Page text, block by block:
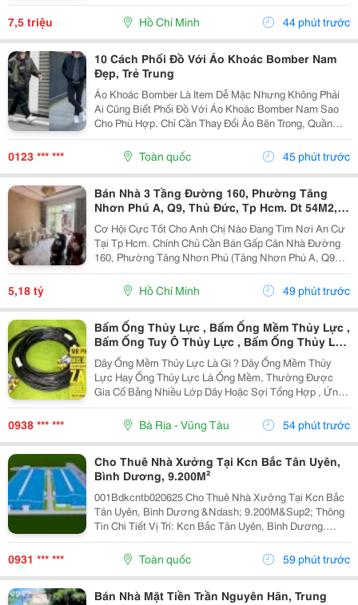
Sang Trung Tâm. * Diện Tích 57M&Sup2; ( Ngang 4M,...
7,5 triệu Hồ Chí Minh 44 phút trước
10 Cách Phối Đồ Với Áo Khoác Bomber Nam
Đẹp, Trẻ Trung
Áo Khoác Bomber Là Item Dễ Mặc Nhưng Không Phải
Ai Cũng Biết Phối Đồ Với Áo Khoác Bomber Nam Sao
Cho Phù Hợp. Chỉ Cần Thay Đổi Áo Bên Trong, Quần
Hoặc Giày, Bạn Đã Có Thể Tạo Nên Nhiều Outfit Khác
Nhau Để Đi Làm, Dạo Phố Hay Gặp Gỡ Bạn Bè. Trong...
0123 *** *** Toàn quốc 45 phút trước
Bán Nhà 3 Tầng Đường 160, Phường Tăng
Nhơn Phú A, Q9, Thủ Đức, Tp Hcm. Dt 54M2,
Sổ Hồng Riêng. Giá 5,18 Tỷ
Cơ Hội Cực Tốt Cho Anh Chị Nào Đang Tìm Nơi An Cư
Tại Tp Hcm. Chính Chủ Cần Bán Gấp Căn Nhà Đường
160, Phường Tăng Nhơn Phú (Tăng Nhơn Phú A, Q9
Cũ). Vị Trí Nhà Nằm Trong Khu Dân Cư Ổn Định, Giao
Thông Thuận Tiện Chỉ Vài Bước Là Ra Lã Xuân Oai,
5,18 tỷ Hồ Chí Minh 49 phút trước
Bấm Ống Thủy Lực , Bấm Ống Mềm Thủy Lực ,
Bấm Ống Tuy Ô Thủy Lực , Bấm Ống Thủy Lực
Bọc Lưới , Bấm Ống Thủy Lực Koman , Bấm
Ống Thủy Lực Italy , Bấm Ống Thủy Lực 1Sn ,
Bấm Ống Thủy Lực 2Sn , Bấm Ống Thủy Lực
4Sn
Dây Ống Mềm Thủy Lực Là Gì ? Dây Ống Mềm Thủy
Lực Hay Ống Thủy Lực Là Ống Mềm, Thường Được
Gia Cố Bằng Nhiều Lớp Dây Hoặc Sợi Tổng Hợp , Ứng
Dụng Để Vận Chuyển Chất Lỏng Thủy Lực Trong Hệ
Thống Thủy Lực. Những Ống Này Rất Cần Thiết Để
Truyền Lực...
0938 *** *** Bà Rịa - Vũng Tàu 54 phút trước
Cho Thuê Nhà Xưởng Tại Kcn Bắc Tân Uyên,
Bình Dương, 9.200M²
001Bdkcntb020625 Cho Thuê Nhà Xưởng Tại Kcn Bắc
Tân Uyên, Bình Dương &Ndash; 9.200M&Sup2; Thông
Tin Chi Tiết Vị Trí: Kcn Bắc Tân Uyên, Bình Dương.
Tổng Diện Tích Khuôn Viên: 15.000M&Sup2; Diện Tích
Sử Dụng Tổng Diện Tích Xây Dựng: 9.200M&Sup2;...
0931 *** *** Toàn quốc 59 phút trước
Bán Nhà Mặt Tiền Trần Nguyên Hãn, Trung